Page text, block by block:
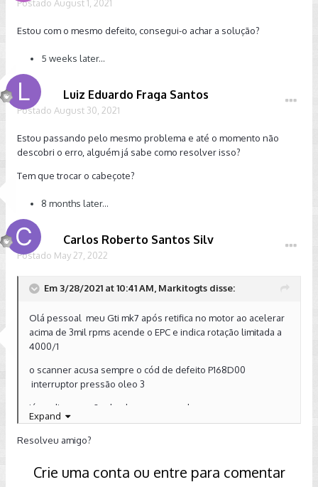
Postado August 1, 2021
Estou com o mesmo defeito, consegui-o achar a solução?
5 weeks later...
Luiz Eduardo Fraga Santos
Postado August 30, 2021
Estou passando pelo mesmo problema e até o momento não
descobri o erro, alguém já sabe como resolver isso?
Tem que trocar o cabeçote?
8 months later...
Carlos Roberto Santos Silv
Postado May 27, 2022
Em 3/28/2021 at 10:41 AM, Markitogts disse:
Olá pessoal meu Gti mk7 após retifica no motor ao acelerar
acima de 3mil rpms acende o EPC e indica rotação limitada a
4000/1
o scanner acusa sempre o cód de defeito P168D00
interruptor pressão oleo 3
já medi a pressão de oleo e parece ok
Expand
Resolveu amigo?
Crie uma conta ou entre para comentar